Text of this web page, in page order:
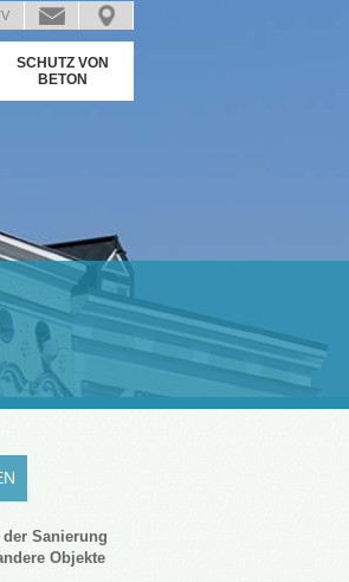
SCHUTZ VON
BETON
Sanierung
Objekte